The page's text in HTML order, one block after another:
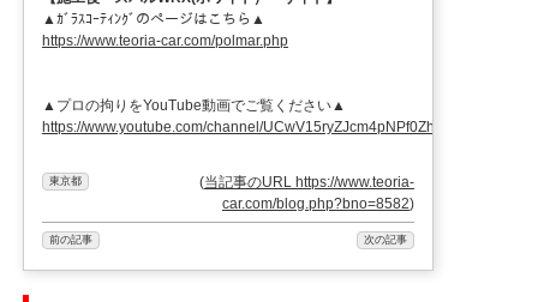
▲ｶﾞﾗｽｺｰﾃｨﾝｸﾞのページはこちら▲
https://www.teoria-car.com/polmar.php
▲プロの拘りをYouTube動画でご覧ください▲
https://www.youtube.com/channel/UCwV15ryZJcm4pNPf0ZhXu9
東京都 (当記事のURL https://www.teoria-
car.com/blog.php?bno=8582)
前の記事 次の記事